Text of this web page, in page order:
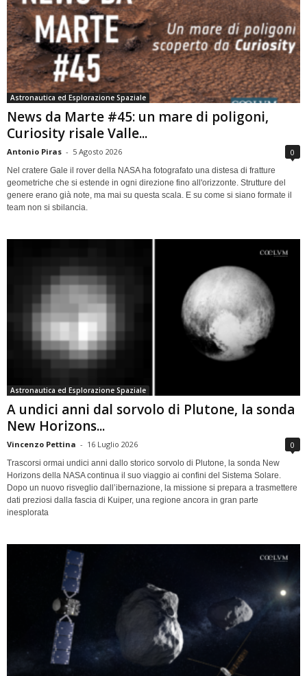
Astronautica ed Esplorazione Spaziale
News da Marte #45: un mare di poligoni,
Curiosity risale Valle...
Antonio Piras - 5 Agosto 2026 0
Nel cratere Gale il rover della NASA ha fotografato una distesa di fratture
geometriche che si estende in ogni direzione fino all'orizzonte. Strutture del
genere erano già note, ma mai su questa scala. E su come si siano formate il
team non si sbilancia.
Astronautica ed Esplorazione Spaziale
A undici anni dal sorvolo di Plutone, la sonda
New Horizons...
Vincenzo Pettina - 16 Luglio 2026 0
Trascorsi ormai undici anni dallo storico sorvolo di Plutone, la sonda New
Horizons della NASA continua il suo viaggio ai confini del Sistema Solare.
Dopo un nuovo risveglio dall’ibernazione, la missione si prepara a trasmettere
dati preziosi dalla fascia di Kuiper, una regione ancora in gran parte
inesplorata